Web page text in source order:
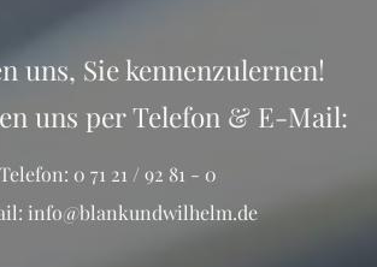
uns, Sie kennenzulernen!
uns per Telefon & E-Mail:
Telefon: 0 71 21 / 92 81 - 0
info@blankundwilhelm.de